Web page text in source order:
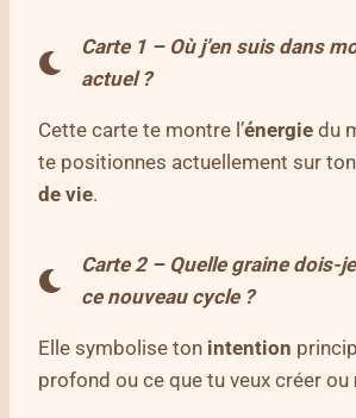
Carte 1 – Où j’en suis dans
actuel ?
Cette carte te montre l’énergie du
te positionnes actuellement sur ton
de vie.
Carte 2 – Quelle graine dois-
ce nouveau cycle ?
Elle symbolise ton intention
profond ou ce que tu veux créer ou